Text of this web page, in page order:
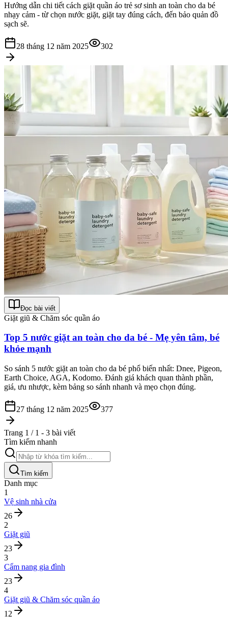
Hướng dẫn chi tiết cách giặt quần áo trẻ sơ sinh an toàn cho da bé
nhạy cảm - từ chọn nước giặt, giặt tay đúng cách, đến bảo quản đồ
sạch sẽ.
28 tháng 12 năm 2025 302
Đọc bài viết
Giặt giũ & Chăm sóc quần áo
Top 5 nước giặt an toàn cho da bé - Mẹ yên tâm, bé
khỏe mạnh
So sánh 5 nước giặt an toàn cho da bé phổ biến nhất: Dnee, Pigeon,
Earth Choice, AGA, Kodomo. Đánh giá khách quan thành phần,
giá, ưu nhược, kèm bảng so sánh nhanh và mẹo chọn đúng.
27 tháng 12 năm 2025 377
Trang 1 / 1 - 3 bài viết
Tìm kiếm nhanh
Tìm kiếm
Danh mục
1
Vệ sinh nhà cửa
26
2
Giặt giũ
23
3
Cẩm nang gia đình
23
4
Giặt giũ & Chăm sóc quần áo
12